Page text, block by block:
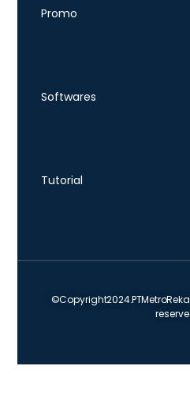
Promo
Softwares
Tutorial
© Copyright 2024. PT Metro